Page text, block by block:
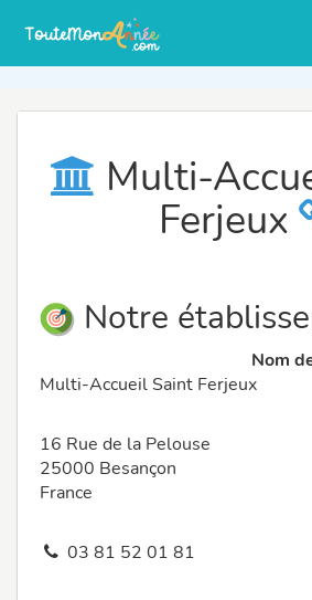
Multi-
Ferjeux
Notre
Nom
Multi-Accueil Saint Ferjeux
16 Rue de la Pelouse
25000 Besançon
France
03 81 52 01 81